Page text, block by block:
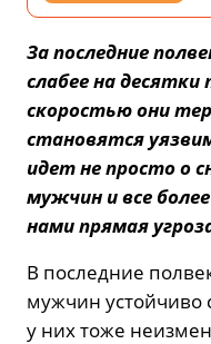
За последние
слабее на
скоростью они
становятся
идет не просто о
мужчин и все
нами прямая
В последние
мужчин устойчиво
у них тоже